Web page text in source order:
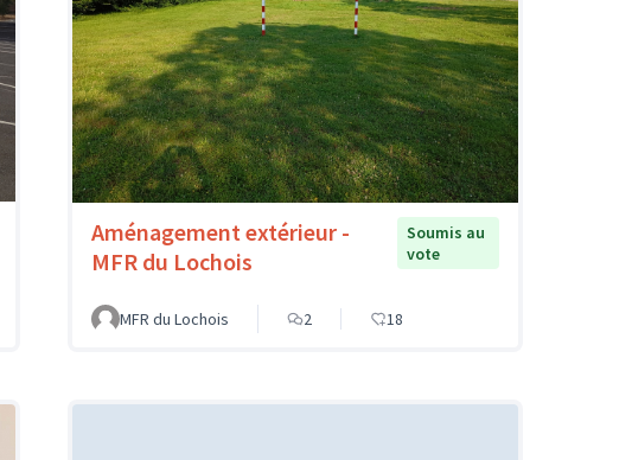
Aménagement extérieur -
MFR du Lochois
Soumis au
vote
MFR du Lochois 2 18